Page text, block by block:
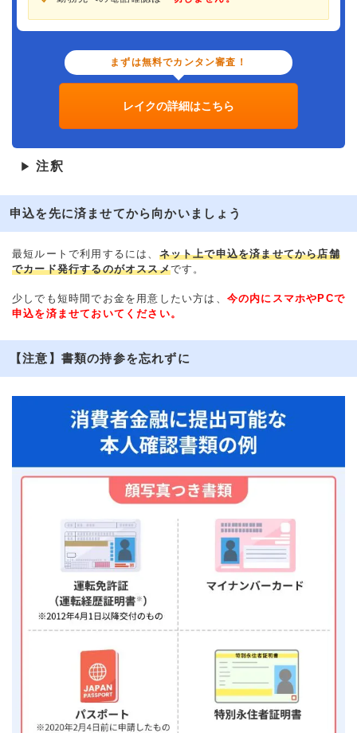
まずは無料でカンタン審査！
レイクの詳細はこちら
▶ 注釈
申込を先に済ませてから向かいましょう
最短ルートで利用するには、 ネット上で申込を済ませてから店舗
でカード発行するのがオススメです。
少しでも短時間でお金を用意したい方は、 今の内にスマホやPCで
申込を済ませておいてください。
【注意】書類の持参を忘れずに